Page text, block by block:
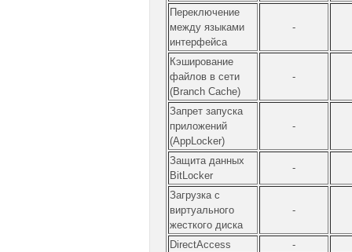
Переключение
между языками
интерфейса
-
Кэширование
файлов в сети
(Branch Cache)
-
Запрет запуска
приложений
(AppLocker)
-
Защита данных
BitLocker
-
Загрузка с
виртуального
жесткого диска
-
DirectAccess -